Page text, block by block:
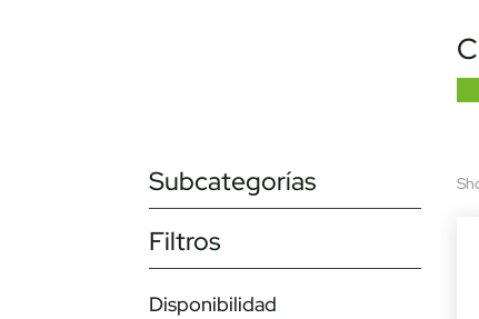
Subcategorías
Filtros
Disponibilidad